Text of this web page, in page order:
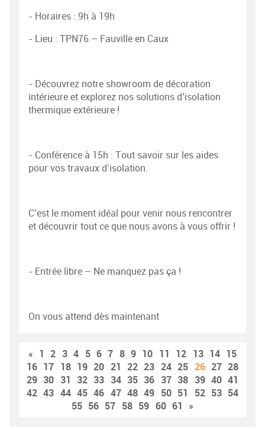
- Horaires : 9h à 19h
- Lieu : TPN76 – Fauville en Caux
- Découvrez notre showroom de décoration
intérieure et explorez nos solutions d’isolation
thermique extérieure !
- Conférence à 15h : Tout savoir sur les aides
pour vos travaux d’isolation.
C’est le moment idéal pour venir nous rencontrer
et découvrir tout ce que nous avons à vous offrir !
- Entrée libre – Ne manquez pas ça !
On vous attend dès maintenant
« 1 2 3 4 5 6 7 8 9 10 11 12 13 14 15
16 17 18 19 20 21 22 23 24 25 26 27 28
29 30 31 32 33 34 35 36 37 38 39 40 41
42 43 44 45 46 47 48 49 50 51 52 53 54
55 56 57 58 59 60 61 »